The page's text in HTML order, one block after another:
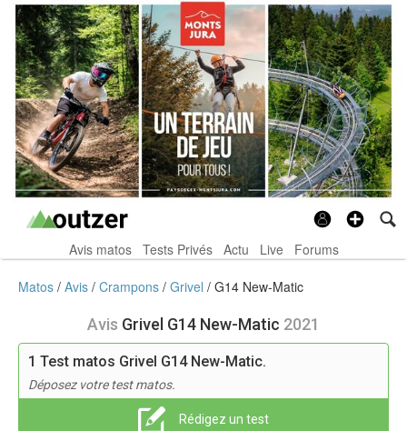
Avis matos Tests Privés Actu Live Forums
Matos Avis Crampons Grivel G14 New-Matic
Avis Grivel G14 New-Matic 2021
1 Test matos Grivel G14 New-Matic.
Déposez votre test matos.
Rédigez un test